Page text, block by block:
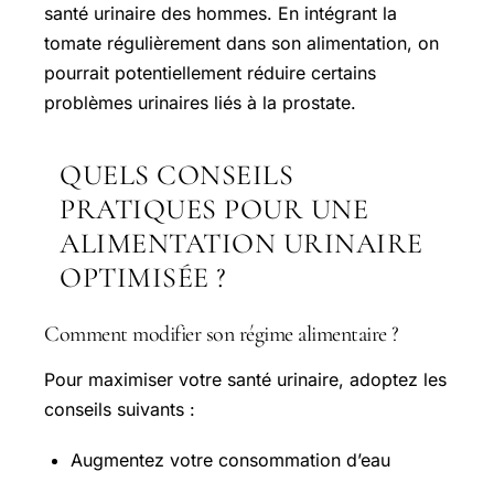
santé urinaire des hommes. En intégrant la
tomate régulièrement dans son alimentation, on
pourrait potentiellement réduire certains
problèmes urinaires liés à la prostate.
QUELS CONSEILS
PRATIQUES POUR UNE
ALIMENTATION URINAIRE
OPTIMISÉE ?
Comment modifier son régime alimentaire ?
Pour maximiser votre santé urinaire, adoptez les
conseils suivants :
Augmentez votre consommation d’eau